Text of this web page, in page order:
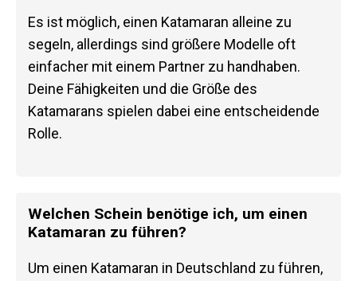
Es ist möglich, einen Katamaran alleine zu
segeln, allerdings sind größere Modelle oft
einfacher mit einem Partner zu handhaben.
Deine Fähigkeiten und die Größe des
Katamarans spielen dabei eine entscheidende
Rolle.
Welchen Schein benötige ich, um einen
Katamaran zu führen?
Um einen Katamaran in Deutschland zu führen,